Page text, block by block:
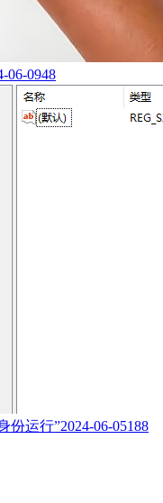
06-0948
份运行”2024-06-05188